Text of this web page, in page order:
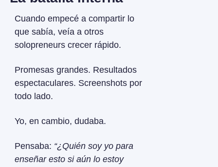
Cuando empecé a compartir lo
que sabía, veía a otros
solopreneurs crecer rápido.
Promesas grandes. Resultados
espectaculares. Screenshots por
todo lado.
Yo, en cambio, dudaba.
Pensaba: “¿Quién soy yo para
enseñar esto si aún lo estoy